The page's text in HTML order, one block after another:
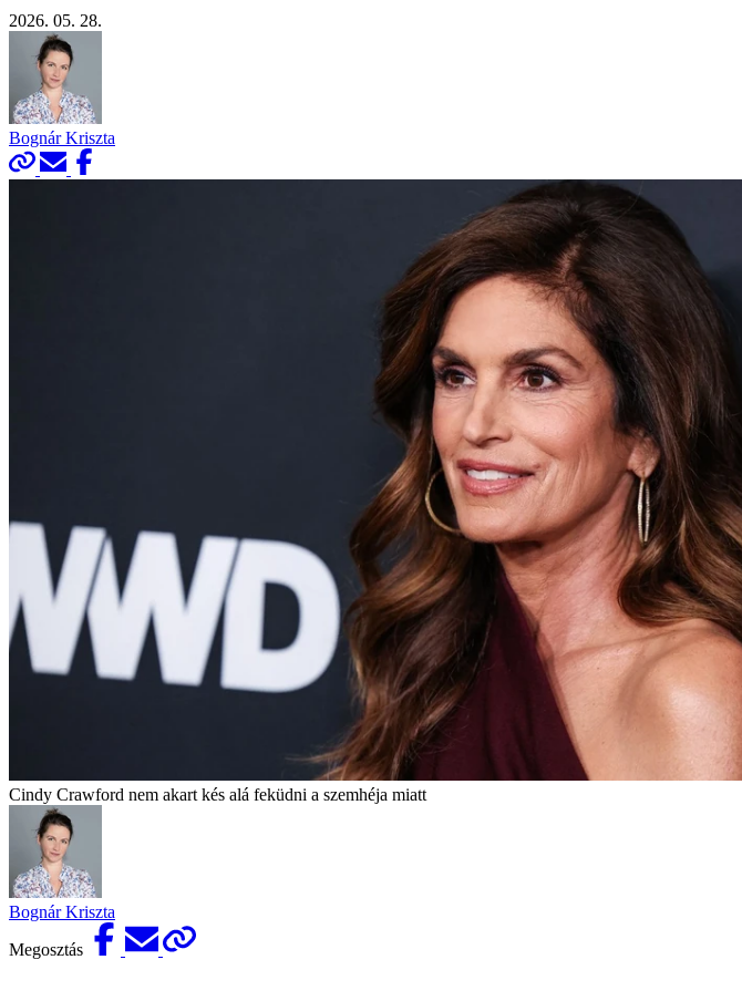
2026. 05. 28.
Bognár Kriszta
Cindy Crawford nem akart kés alá feküdni a szemhéja miatt
Bognár Kriszta
Megosztás